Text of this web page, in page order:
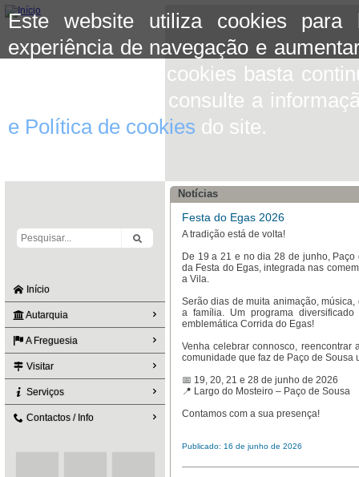
Este website utiliza cookies para
experiência de navegação e
aceitar o uso de cookies basta
mais informação consulte a
e Política de cookies do site.
Início
Autarquia
A Freguesia
Visitar
Serviços
Contactos / Info
Notícias
Festa do Egas 2026
A tradição está de volta!
De 19 a 21 e no dia 28 de junho,
da Festa do Egas, integrada nas
a Vila.
Serão dias de muita animação,
a família. Um programa
emblemática Corrida do Egas!
Venha celebrar connosco,
comunidade que faz de Paço de Sousa
📅 19, 20, 21 e 28 de junho de 2026
📍 Largo do Mosteiro – Paço de Sousa
Contamos com a sua presença!
Publicado: 16 de junho de 2026